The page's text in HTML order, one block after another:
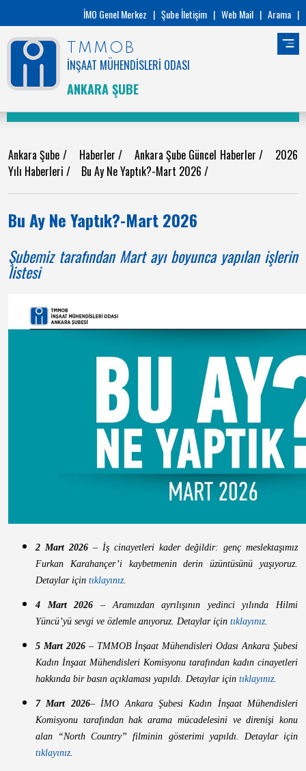
İMO Genel Merkez | Şube İletişim | Web Mail | Arama |
TMMOB
İNŞAAT MÜHENDİSLERİ ODASI
ANKARA ŞUBE
Ankara Şube / Haberler / Ankara Şube Güncel Haberler/ 2026
Yılı Haberleri / Bu Ay Ne Yaptık?-Mart 2026 /
Bu Ay Ne Yaptık?-Mart 2026
Şubemiz tarafından Mart ayı boyunca yapılan işlerin
listesi
2 Mart 2026 – İş cinayetleri kader değildir: genç meslektaşımız
Furkan Karahançer’i kaybetmenin derin üzüntüsünü yaşıyoruz.
Detaylar için tıklayınız.
4 Mart 2026 – Aramızdan ayrılışının yedinci yılında Hilmi
Yüncü’yü sevgi ve özlemle anıyoruz. Detaylar için tıklayınız.
5 Mart 2026 – TMMOB İnşaat Mühendisleri Odası Ankara Şubesi
Kadın İnşaat Mühendisleri Komisyonu tarafından kadın cinayetleri
hakkında bir basın açıklaması yapıldı. Detaylar için tıklayınız.
7 Mart 2026– İMO Ankara Şubesi Kadın İnşaat Mühendisleri
Komisyonu tarafından hak arama mücadelesini ve direnişi konu
alan “North Country” filminin gösterimi yapıldı. Detaylar için
tıklayınız.